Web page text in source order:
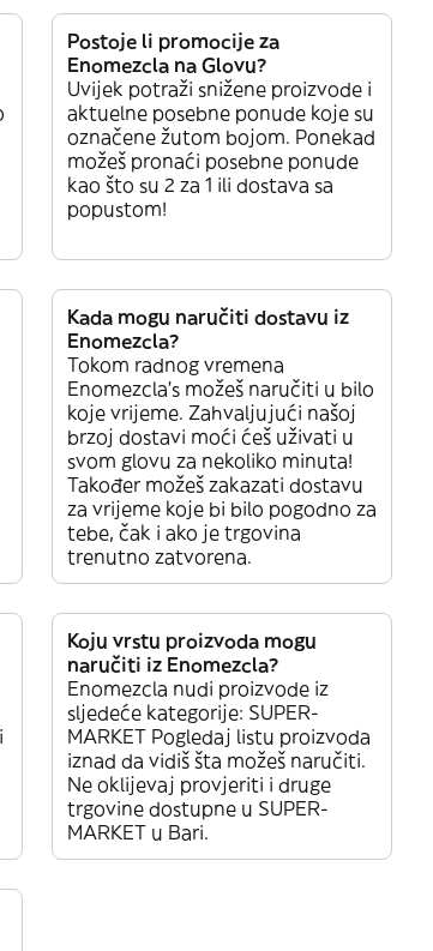
Postoje li promocije za
Enomezcla na Glovu?
Uvijek potraži snižene proizvode i
aktuelne posebne ponude koje su
označene žutom bojom. Ponekad
možeš pronaći posebne ponude
kao što su 2 za 1 ili dostava sa
popustom!
Kada mogu naručiti dostavu iz
Enomezcla?
Tokom radnog vremena
Enomezcla’s možeš naručiti u bilo
koje vrijeme. Zahvaljujući našoj
brzoj dostavi moći ćeš uživati u
svom glovu za nekoliko minuta!
Također možeš zakazati dostavu
za vrijeme koje bi bilo pogodno za
tebe, čak i ako je trgovina
trenutno zatvorena.
Koju vrstu proizvoda mogu
naručiti iz Enomezcla?
Enomezcla nudi proizvode iz
sljedeće kategorije: SUPER-
MARKET Pogledaj listu proizvoda
iznad da vidiš šta možeš naručiti.
Ne oklijevaj provjeriti i druge
trgovine dostupne u SUPER-
MARKET u Bari.